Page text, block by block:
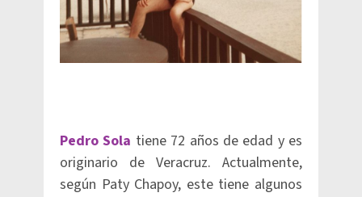
Pedro Sola tiene 72 años de edad y es
originario de Veracruz. Actualmente,
según Paty Chapoy, este tiene algunos